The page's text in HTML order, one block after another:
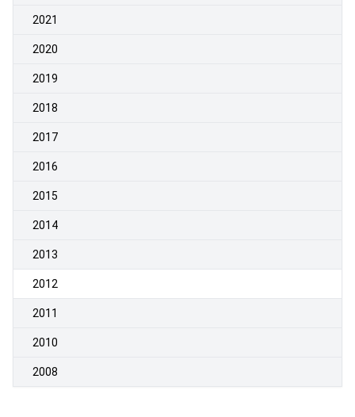
2021
2020
2019
2018
2017
2016
2015
2014
2013
2012
2011
2010
2008